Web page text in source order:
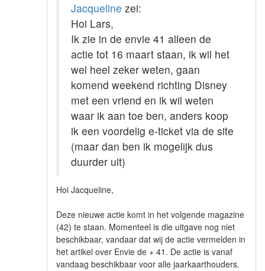
Jacqueline zei:
Hoi Lars,
Ik zie in de envie 41 alleen de
actie tot 16 maart staan, ik wil het
wel heel zeker weten, gaan
komend weekend richting Disney
met een vriend en ik wil weten
waar ik aan toe ben, anders koop
ik een voordelig e-ticket via de site
(maar dan ben ik mogelijk dus
duurder uit)
Hoi Jacqueline,
Deze nieuwe actie komt in het volgende magazine
(42) te staan. Momenteel is die uitgave nog niet
beschikbaar, vandaar dat wij de actie vermelden in
het artikel over Envie de + 41. De actie is vanaf
vandaag beschikbaar voor alle jaarkaarthouders.